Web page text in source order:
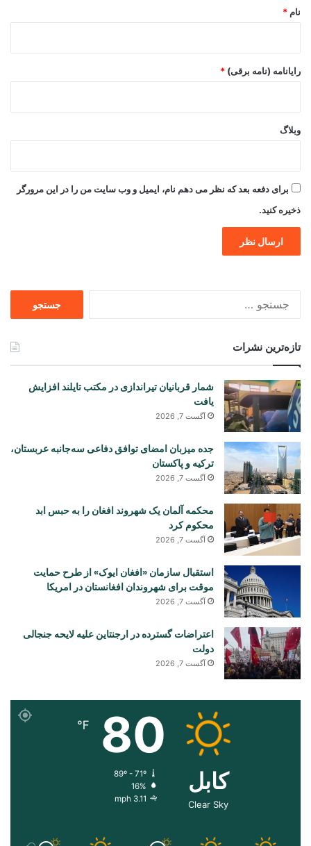
نام *
رایانامه (نامه برقی) *
وبلاگ
برای دفعه بعد که نظر می دهم نام، ایمیل و وب سایت من را در این مرورگر
ذخیره کنید.
تازه‌ترین نشرات
شمار قربانیان تیراندازی در مکتب تایلند افزایش
یافت
آگست 7, 2026
جده میزبان امضای توافق دفاعی سه‌جانبه عربستان،
ترکیه و پاکستان
آگست 7, 2026
محکمه آلمان یک شهروند افغان را به حبس ابد
محکوم کرد
آگست 7, 2026
استقبال سازمان «افغان ایوک» از طرح حمایت
موقت برای شهروندان افغانستان در امریکا
آگست 7, 2026
اعتراضات گسترده در ارجنتاین علیه لایحه جنجالی
دولت
آگست 7, 2026
کابل
Clear Sky
80
℉
89º - 71º
16%
3.11 mph